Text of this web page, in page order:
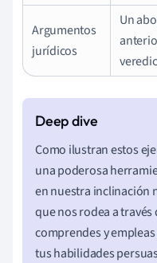
Argumentos
jurídicos
Un
Como ilustran estos
una poderosa
en nuestra inclinación
que nos rodea a
comprendes y
tus habilidades